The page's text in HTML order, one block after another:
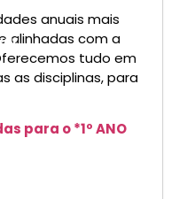
anuais mais
alinhadas com a
tudo em
as disciplinas, para
para o *1º ANO